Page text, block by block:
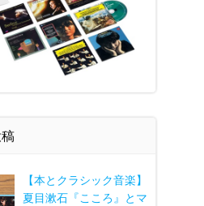
【本とクラシック音楽】
夏目漱石『こころ』とマ